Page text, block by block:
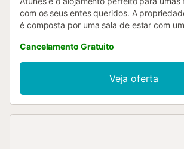
com os seus entes queridos. A
é composta por uma sala de estar com
quartos e 1 casa de banho e pode,
pessoas. As comodidades adicionais
televisão inteligente com serviços de
condicionado, bem como uma máquina de
Esta acomodação dispõe de uma área
Cancelamento Gratuito
Veja oferta